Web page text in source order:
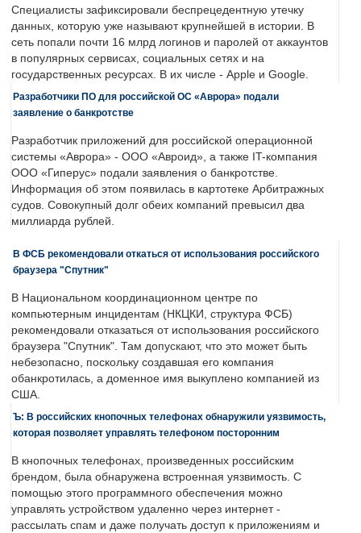
Специалисты зафиксировали беспрецедентную утечку
данных, которую уже называют крупнейшей в истории. В
сеть попали почти 16 млрд логинов и паролей от аккаунтов
в популярных сервисах, социальных сетях и на
государственных ресурсах. В их числе - Apple и Google.
Разработчики ПО для российской ОС «Аврора» подали
заявление о банкротстве
Разработчик приложений для российской операционной
системы «Аврора» - ООО «Авроид», а также IT-компания
ООО «Гиперус» подали заявления о банкротстве.
Информация об этом появилась в картотеке Арбитражных
судов. Совокупный долг обеих компаний превысил два
миллиарда рублей.
В ФСБ рекомендовали откаться от использования российского
браузера "Спутник"
В Национальном координационном центре по
компьютерным инцидентам (НКЦКИ, структура ФСБ)
рекомендовали отказаться от использования российского
браузера "Спутник". Там допускают, что это может быть
небезопасно, поскольку создавшая его компания
обанкротилась, а доменное имя выкуплено компанией из
США.
Ъ: В российских кнопочных телефонах обнаружили уязвимость,
которая позволяет управлять телефоном посторонним
В кнопочных телефонах, произведенных российским
брендом, была обнаружена встроенная уязвимость. С
помощью этого программного обеспечения можно
управлять устройством удаленно через интернет -
рассылать спам и даже получать доступ к приложениям и